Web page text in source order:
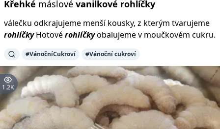
Křehké máslové vanilkové rohlíčky
válečku odkrajujeme menší kousky, z kterým tvarujeme
rohlíčkyHotovérohlíčkyobalujeme v moučkovém cukru.
#VánočníCukroví #Vánoční cukroví
1.2K